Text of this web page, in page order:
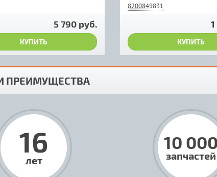
5 790 руб.
КУПИТЬ
8200849831
КУПИТЬ
ПРЕИМУЩЕСТВА
16
лет
10 000
запчастей